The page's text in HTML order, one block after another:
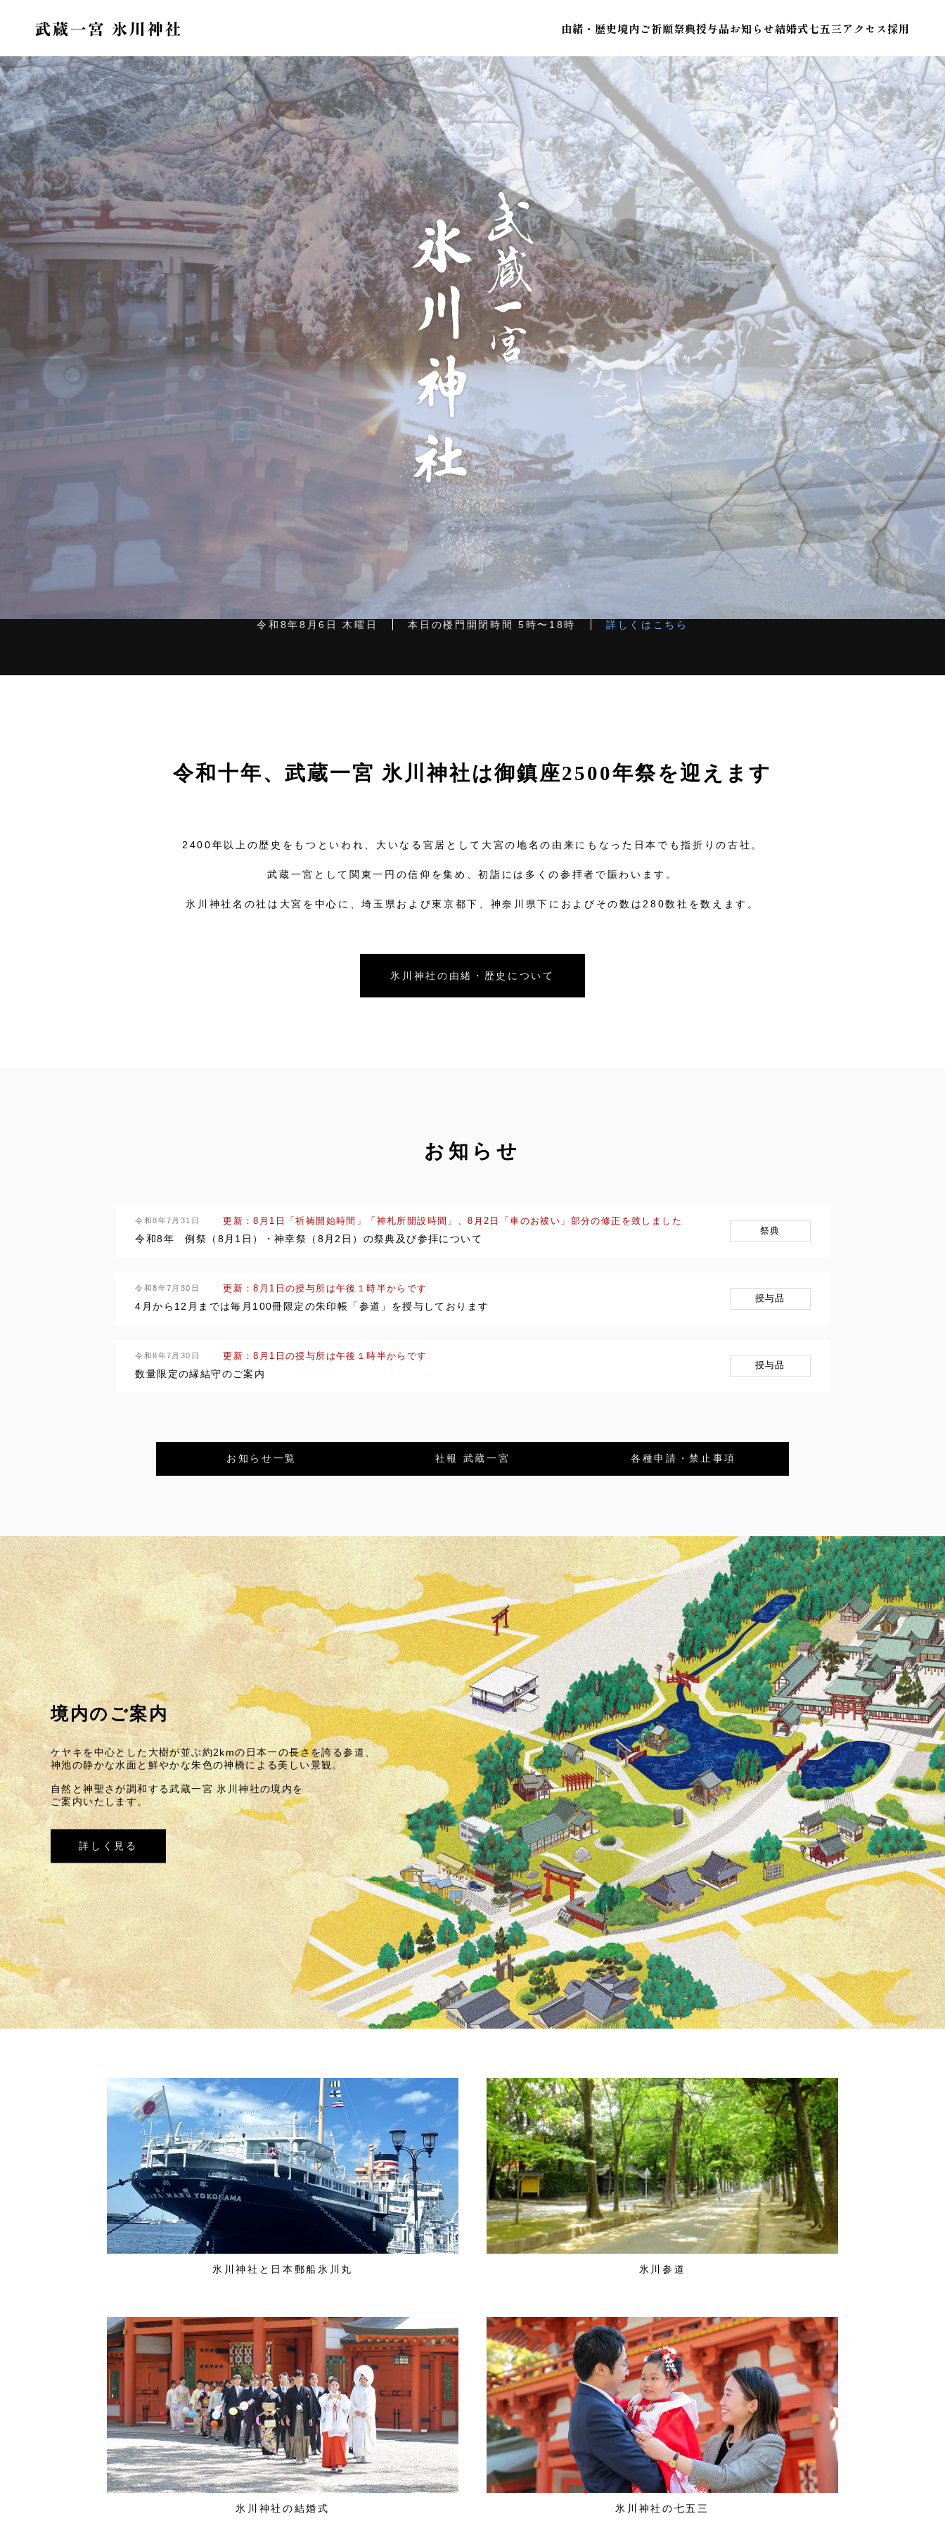
由緒・歴史境内ご祈願祭典授与品お知らせ結婚式七五三アクセス採用
令和8年8月6日 木曜日 本日の楼門開閉時間 5時〜18時 詳しくはこちら
令和十年、武蔵一宮 氷川神社は御鎮座2500年祭を迎えます
2400年以上の歴史をもつといわれ、 大いなる宮居として大宮の地名の由来にもなった 日本でも指折りの古社。
武蔵一宮として関東一円の信仰を集め、初詣には多くの参拝者で賑わいます。
氷川神社名の社は大宮を中心に、埼玉県および東京都下、神奈川県下におよび その数は280数社を数えます。
氷川神社の由緒・歴史について
お知らせ
令和8年7月31日 更新：8月1日「祈祷開始時間」「神札所開設時間」、8月2日「車のお祓い」部分の修正を致しました
令和8年 例祭（8月1日）・神幸祭（8月2日）の祭典及び参拝について
祭典
令和8年7月30日 更新：8月1日の授与所は午後１時半からです
4月から12月までは毎月100冊限定の朱印帳「参道」を授与しております
授与品
令和8年7月30日 更新：8月1日の授与所は午後１時半からです
数量限定の縁結守のご案内
授与品
お知らせ一覧 社報 武蔵一宮 各種申請・禁止事項
境内のご案内
ケヤキを中心とした大樹が並ぶ約2kmの日本一の長さを誇る参道、
神池の静かな水面と鮮やかな朱色の神橋による美しい景観。
自然と神聖さが調和する武蔵一宮 氷川神社の境内を
ご案内いたします。
詳しく見る
氷川神社と日本郵船氷川丸 氷川参道
氷川神社の結婚式 氷川神社の七五三